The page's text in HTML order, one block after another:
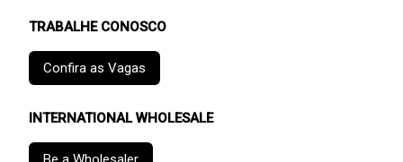
TRABALHE CONOSCO
Confira as Vagas
INTERNATIONAL WHOLESALE